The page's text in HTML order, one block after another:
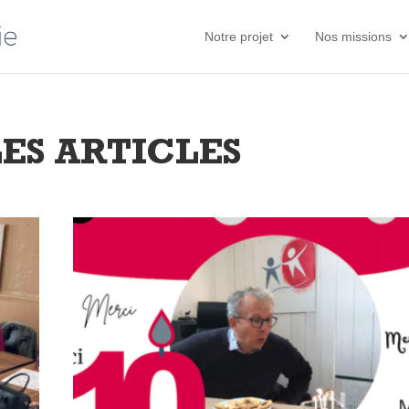
Notre projet Nos missions
ARTICLES